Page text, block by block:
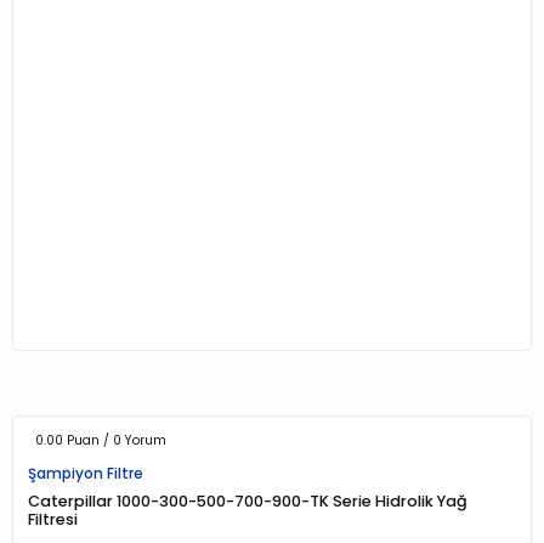
0.00 Puan / 0 Yorum
Şampiyon Filtre
Caterpillar 1000-300-500-700-900-TK Serie Hidrolik Yağ
Filtresi